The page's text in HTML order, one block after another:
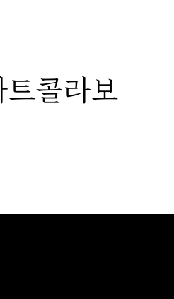
콜라보